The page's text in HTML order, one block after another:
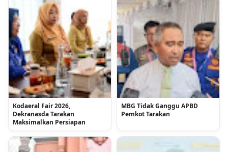
Kodaeral Fair 2026,
Dekranasda Tarakan
Maksimalkan Persiapan
MBG Tidak Ganggu APBD
Pemkot Tarakan